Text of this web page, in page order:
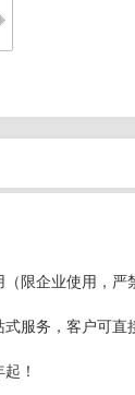
限企业使用，严
服务，客户可直
！